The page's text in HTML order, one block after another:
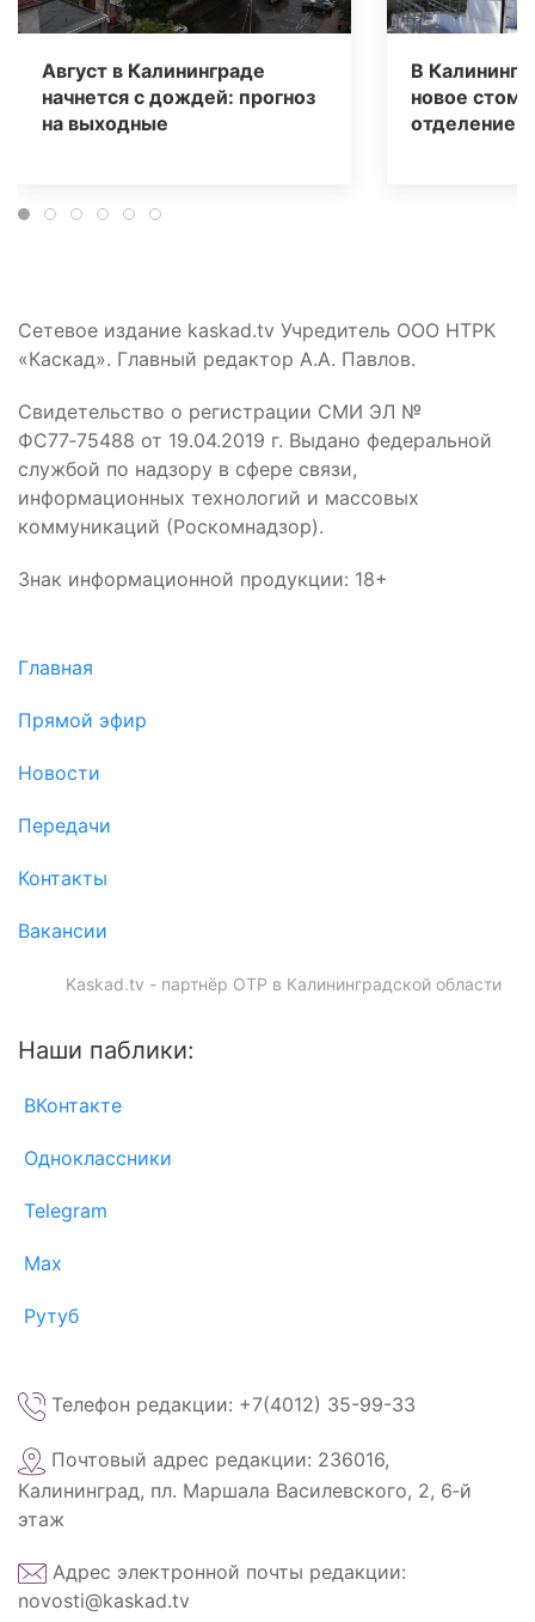
Август в Калининграде
начнется с дождей: прогноз
на выходные
В
новое
отделение
Сетевое издание kaskad.tv Учредитель ООО НТРК
«Каскад». Главный редактор А.А. Павлов.
Свидетельство о регистрации СМИ ЭЛ №
ФС77‑75488 от 19.04.2019 г. Выдано федеральной
службой по надзору в сфере связи,
информационных технологий и массовых
коммуникаций (Роскомнадзор).
Знак информационной продукции: 18+
Главная
Прямой эфир
Новости
Передачи
Контакты
Вакансии
Kaskad.tv - партнёр ОТР в Калининградской области
Наши паблики:
ВКонтакте
Одноклассники
Telegram
Max
Рутуб
Телефон редакции: +7(4012) 35-99-33
Почтовый адрес редакции: 236016,
Калининград, пл. Маршала Василевского, 2, 6‑й
этаж
Адрес электронной почты редакции:
novosti@kaskad.tv